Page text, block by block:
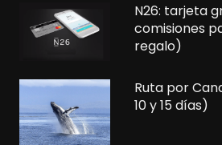
N26: tarjeta
comisiones
regalo)
Ruta por
10 y 15 días)